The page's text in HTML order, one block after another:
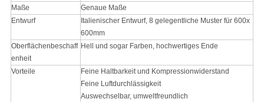
Maße
Genaue Maße
Entwurf
Italienischer Entwurf, 8 gelegentliche Muster für 600x
600mm
Oberflächenbeschaff
enheit
Hell und sogar Farben, hochwertiges Ende
Vorteile
Feine Haltbarkeit und Kompressionwiderstand
Feine Luftdurchlässigkeit
Auswechselbar, umweltfreundlich